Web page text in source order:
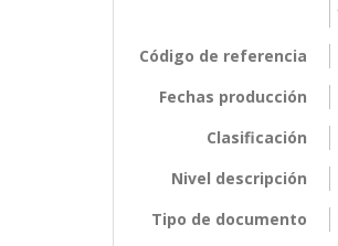
Código de referencia
Fechas producción
Clasificación
Nivel descripción
Tipo de documento